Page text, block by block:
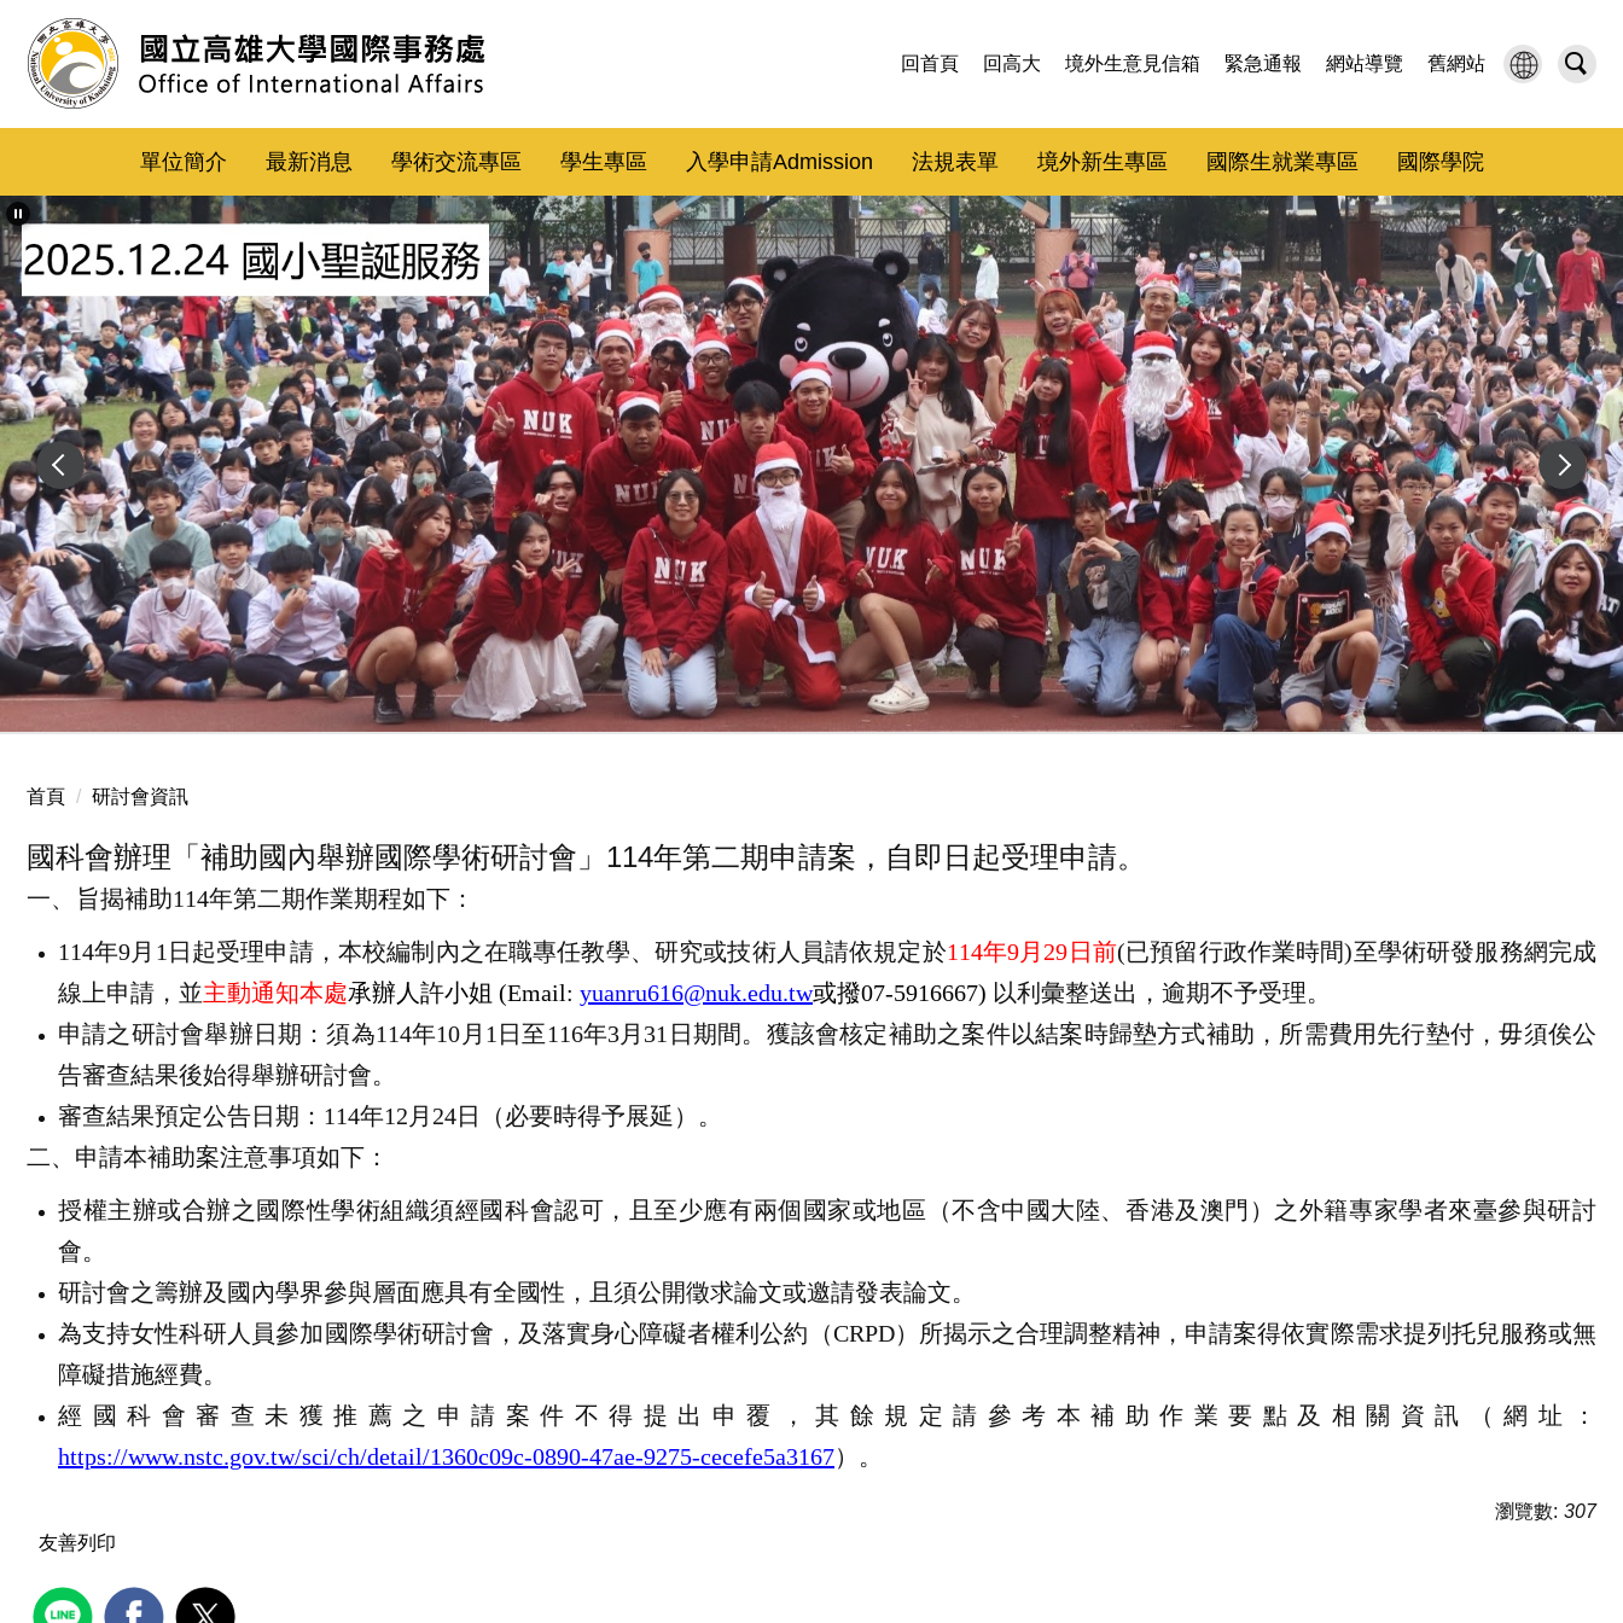
到
主
內
區
回首頁 回高大 境外生意見信箱 緊急通報 網站導覽 舊網站
單位簡介 最新消息 學術交流專區 學生專區 入學申請Admission 法規表單 境外新生專區 國際生就業專區 國際學院
2025.12.24 國小聖誕服務
首頁 研討會資訊
國科會辦理「補助國內舉辦國際學術研討會」114年第二期申請案，自即日起受理申請。
一、 旨揭補助114年第二期作業期程如下：
114年9月 1 日起受理申請，本校編制內之在職專任教學、研究或技術人員請依規定於114年9月 29 日前(已預留行政作業時間)至學術研發服務網完成
線上申請，並主動通知本處承辦人許小姐 (Email: yuanru616@nuk.edu.tw或撥07-5916667) 以利彙整送出，逾期不予受理。
申請之研討會舉辦日期：須為114年10 月 1 日至116年3月 31 日期間。獲該會核定補助之案件以結案時歸墊方式補助，所需費用先行墊付，毋須俟公
告審查結果後始得舉辦研討會。
審查結果預定公告日期： 114年12 月 24日（必要時得予展延）。
二、申請本補助案注意事項如下：
授權主辦或合辦之國際性學術組織須經國科會認可，且至少應有兩個國家或地區（不含中國大陸、香港及澳門）之外籍專家學者來臺參與研討
會。
研討會之籌辦及國內學界參與層面應具有全國性，且須公開徵求論文或邀請發表論文。
為支持女性科研人員參加國際學術研討會，及落實身心障礙者權利公約（CRPD）所揭示之合理調整精神，申請案得依實際需求提列托兒服務或無
障礙措施經費。
經國科會審查未獲推薦之申請案件不得提出申覆，其餘規定請參考本補助作業要點及相關資訊（網址：
https://www.nstc.gov.tw/sci/ch/detail/1360c09c-0890-47ae-9275-cecefe5a3167）。
瀏覽數: 307
友善列印